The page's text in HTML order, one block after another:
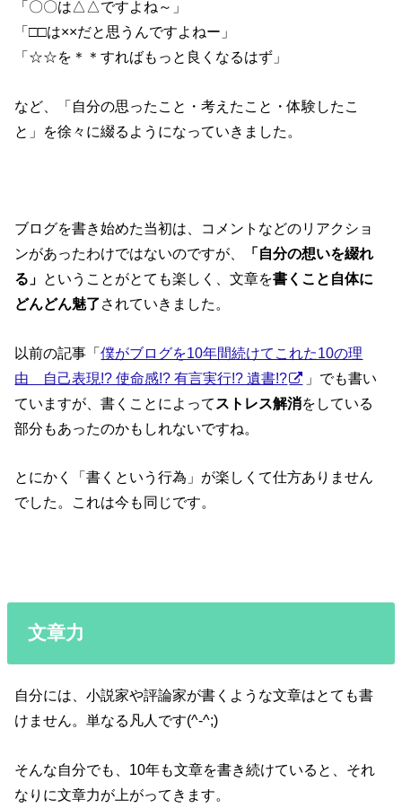
「〇〇は△△ですよね～」
「□□は××だと思うんですよねー」
「☆☆を＊＊すればもっと良くなるはず」
など、「自分の思ったこと・考えたこと・体験したこ
と」を徐々に綴るようになっていきました。
ブログを書き始めた当初は、コメントなどのリアクショ
ンがあったわけではないのですが、
「自分の想いを綴れ
る」 ということがとても楽しく、文章を書くこと自体に
どんどん魅了されていきました。
以前の記事「僕がブログを10年間続けてこれた10の理
由 自己表現!? 使命感!? 有言実行!? 遺書!?
」でも書い
ていますが、書くことによって ストレス解消をしている
部分もあったのかもしれないですね。
とにかく「書くという行為」が楽しくて仕方ありません
でした。これは今も同じです。
文章力
自分には、小説家や評論家が書くような文章はとても書
けません。単なる凡人です(^-^;)
そんな自分でも、10年も文章を書き続けていると、それ
なりに文章力が上がってきます。